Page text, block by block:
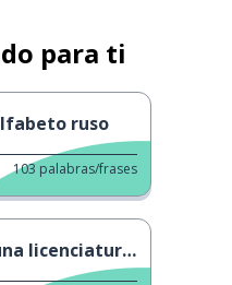
para ti
ruso
103 palabras/frases
en negocios